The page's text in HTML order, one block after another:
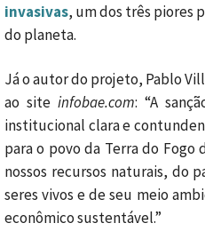
invasivas, um dos três piores
do planeta.
Já o autor do projeto, Pablo
ao siteinfobae.com: “A
institucional clara e
para o povo da Terra do Fogo
nossos recursos naturais, do
seres vivos e de seu meio
econômico sustentável.”